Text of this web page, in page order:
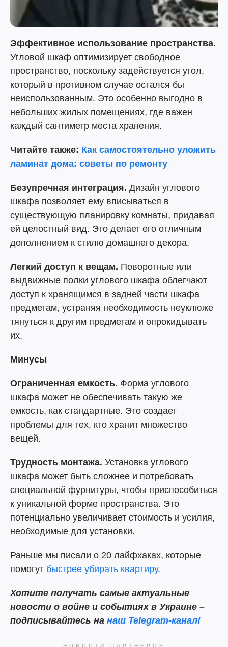
Эффективное использование пространства.
Угловой шкаф оптимизирует свободное
пространство, поскольку задействуется угол,
который в противном случае остался бы
неиспользованным. Это особенно выгодно в
небольших жилых помещениях, где важен
каждый сантиметр места хранения.
Читайте также: Как самостоятельно уложить
ламинат дома: советы по ремонту
Безупречная интеграция. Дизайн углового
шкафа позволяет ему вписываться в
существующую планировку комнаты, придавая
ей целостный вид. Это делает его отличным
дополнением к стилю домашнего декора.
Легкий доступ к вещам. Поворотные или
выдвижные полки углового шкафа облегчают
доступ к хранящимся в задней части шкафа
предметам, устраняя необходимость неуклюже
тянуться к другим предметам и опрокидывать
их.
Минусы
Ограниченная емкость. Форма углового
шкафа может не обеспечивать такую же
емкость, как стандартные. Это создает
проблемы для тех, кто хранит множество
вещей.
Трудность монтажа. Установка углового
шкафа может быть сложнее и потребовать
специальной фурнитуры, чтобы приспособиться
к уникальной форме пространства. Это
потенциально увеличивает стоимость и усилия,
необходимые для установки.
Раньше мы писали о 20 лайфхаках, которые
помогут быстрее убирать квартиру.
Хотите получать самые актуальные
новости о войне и событиях в Украине –
подписывайтесь на наш Telegram-канал!